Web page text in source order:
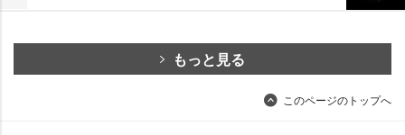
もっと見る
このページのトップへ